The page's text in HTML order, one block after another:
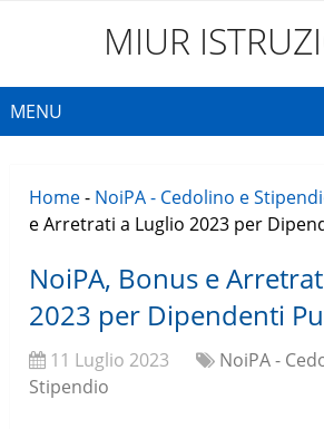
MIUR
MENU
Home- NoiPA - Cedolino e
e Arretrati a Luglio 2023 per
NoiPA, Bonus e
2023 per Dipendenti
11 Luglio 2023
NoiPA -
Stipendio